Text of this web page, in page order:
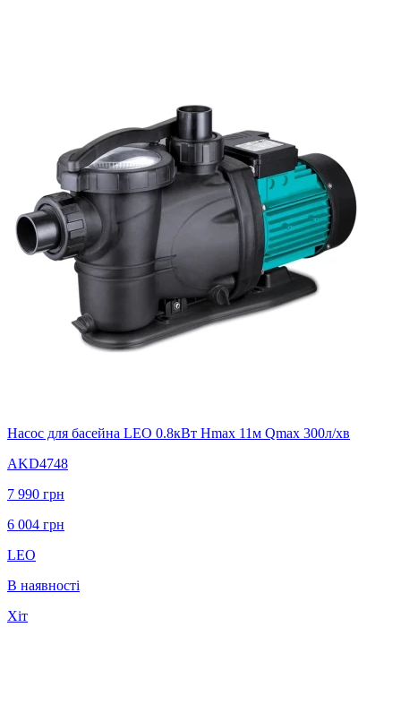
Насос для басейна LEO 0.8кВт Hmax 11м Qmax 300л/хв
AKD4748
7 990 грн
6 004 грн
LEO
В наявності
Хіт